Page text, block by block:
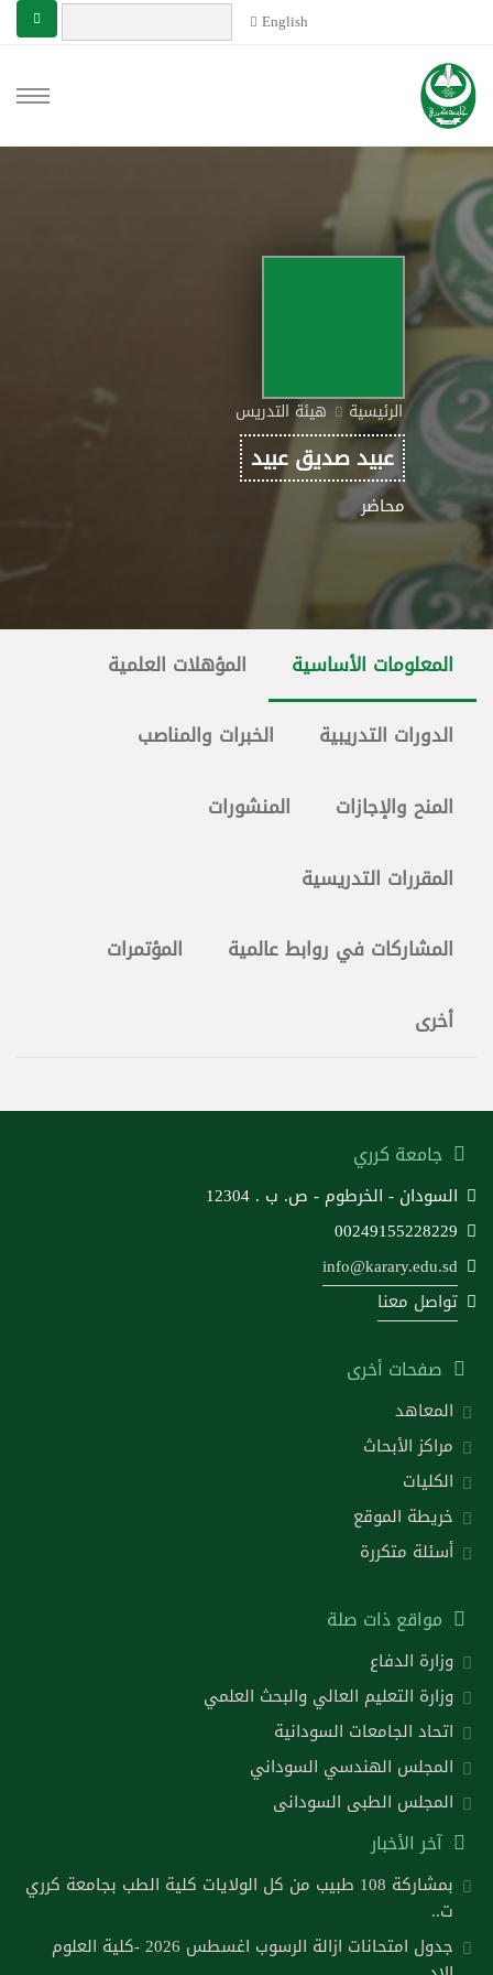
English
الرئيسية هيئة التدريس
عبيد صديق عبيد
محاضر
المعلومات الأساسية المؤهلات العلمية
الدورات التدريبية الخبرات والمناصب
المنح والإجازات المنشورات
المقررات التدريسية
المشاركات في روابط عالمية المؤتمرات
أخرى
جامعة كرري
السودان - الخرطوم - ص. ب . 12304
00249155228229
info@karary.edu.sd
تواصل معنا
صفحات أخرى
المعاهد
مراكز الأبحاث
الكليات
خريطة الموقع
أسئلة متكررة
مواقع ذات صلة
وزارة الدفاع
وزارة التعليم العالي والبحث العلمي
اتحاد الجامعات السودانية
المجلس الهندسي السوداني
المجلس الطبى السودانى
آخر الأخبار
بمشاركة 108 طبيب من كل الولايات كلية الطب بجامعة كرري
ت..
جدول امتحانات ازالة الرسوب اغسطس 2026 -كلية العلوم